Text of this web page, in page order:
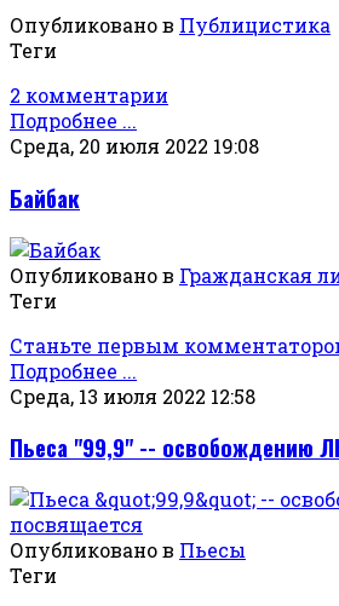
Опубликовано в Публицистика
Теги
2 комментарии
Подробнее ...
Среда, 20 июля 2022 19:08
Байбак
Опубликовано в Гражданская
Теги
Станьте первым
Подробнее ...
Среда, 13 июля 2022 12:58
Пьеса "99,9" -- освобождению
Опубликовано в Пьесы
Теги